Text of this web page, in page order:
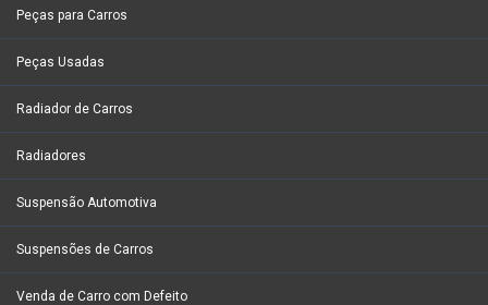
Peças para Carros
Peças Usadas
Radiador de Carros
Radiadores
Suspensão Automotiva
Suspensões de Carros
Venda de Carro com Defeito